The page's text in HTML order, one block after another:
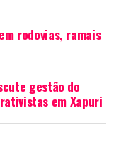
rodovias, ramais
gestão do
em Xapuri